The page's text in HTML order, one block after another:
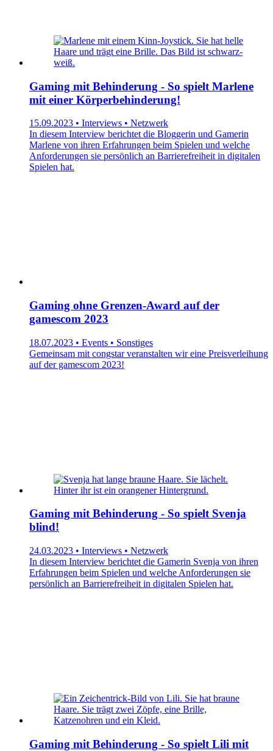
Gaming mit Behinderung - So spielt Marlene
mit einer Körperbehinderung!
15.09.2023 • Interviews • Netzwerk
In diesem Interview berichtet die Bloggerin und Gamerin
Marlene von ihren Erfahrungen beim Spielen und welche
Anforderungen sie persönlich an Barrierefreiheit in digitalen
Spielen hat.
Gaming ohne Grenzen-Award auf der
gamescom 2023
18.07.2023 • Events • Sonstiges
Gemeinsam mit congstar veranstalten wir eine Preisverleihung
auf der gamescom 2023!
Gaming mit Behinderung - So spielt Svenja
blind!
24.03.2023 • Interviews • Netzwerk
In diesem Interview berichtet die Gamerin Svenja von ihren
Erfahrungen beim Spielen und welche Anforderungen sie
persönlich an Barrierefreiheit in digitalen Spielen hat.
Gaming mit Behinderung - So spielt Lili mit